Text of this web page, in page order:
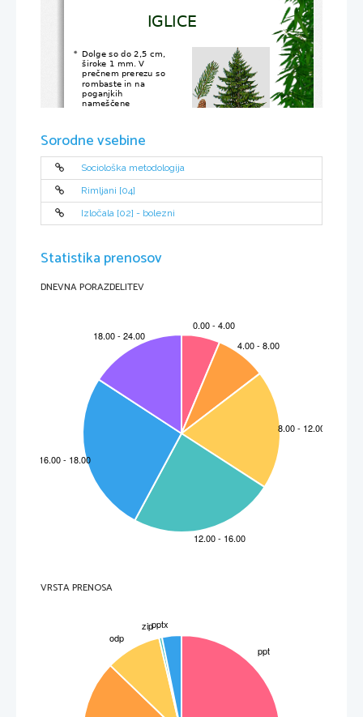
IGLICE

Dolge so do 2,5 cm,
široke 1 mm. V
prečnem prerezu so
rombaste in na
poganjkih
nameščene
počasi posušijo in
DEBLO IN LUBJE
50 m visoko in do 1 m v obseg.
lubje, ta je pri starejših drevesih tudi
Sorodne vsebine
Sociološka metodologija
Rimljani [04]
Izločala [02] - bolezni
Statistika prenosov
DNEVNA PORAZDELITEV
VRSTA PRENOSA